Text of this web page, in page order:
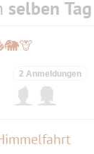
selben Tag
2 Anmeldungen